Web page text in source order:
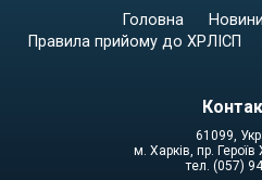
Головна Новини
Правила прийому до ХРЛІСП
61099,
м. Харків, пр.
тел. (057)